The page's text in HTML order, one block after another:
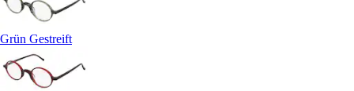
Grün Gestreift